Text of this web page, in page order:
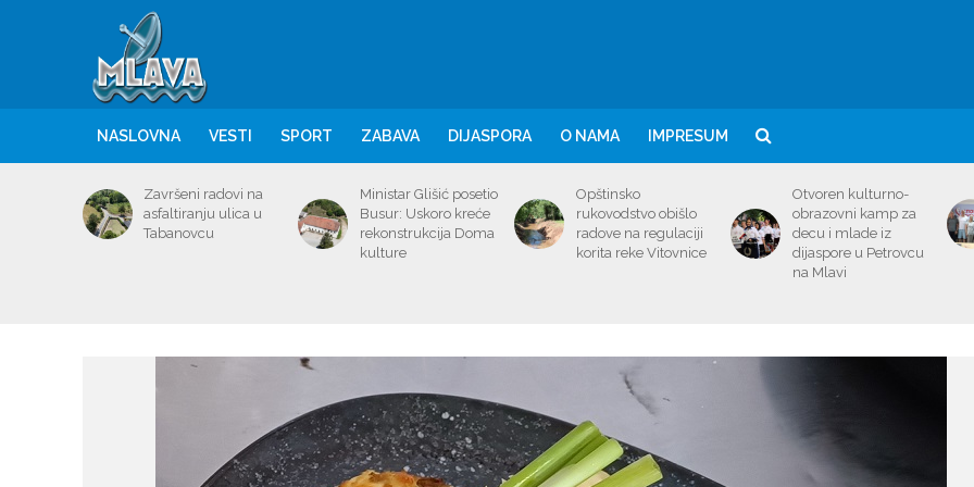
NASLOVNA VESTI SPORT ZABAVA DIJASPORA O NAMA IMPRESUM
Završeni radovi na
asfaltiranju ulica u
Tabanovcu
Ministar Glišić posetio
Busur: Uskoro kreće
rekonstrukcija Doma
kulture
Opštinsko
rukovodstvo obišlo
radove na regulaciji
korita reke Vitovnice
Otvoren kulturno-
obrazovni kamp za
decu i mlade iz
dijaspore u Petrovcu
na Mlavi